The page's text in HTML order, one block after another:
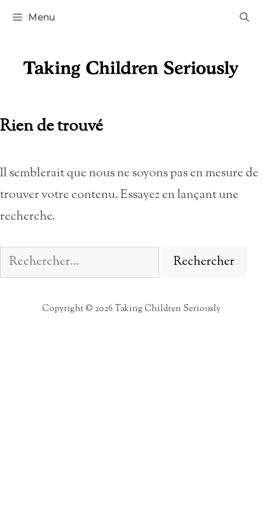
Aller
Menu
Rien de trouvé
Il semblerait que nous ne soyons pas en mesure de
trouver votre contenu. Essayez en lançant une
recherche.
Rechercher :
Copyright © 2026 Taking Children Seriously